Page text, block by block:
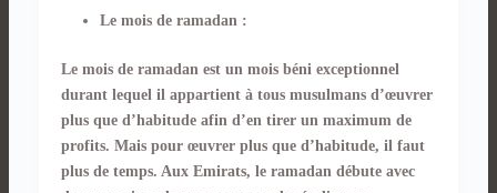
Le mois de ramadan :
Le mois de ramadan est un mois béni exceptionnel
durant lequel il appartient à tous musulmans d’œuvrer
plus que d’habitude afin d’en tirer un maximum de
profits. Mais pour œuvrer plus que d’habitude, il faut
plus de temps. Aux Emirats, le ramadan débute avec